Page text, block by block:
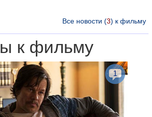
Все новости (3) к фильму
к фильму
1